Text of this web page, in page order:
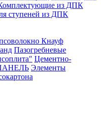
из ДПК
ступеней из ДПК
Кнауф
Пазогребневые
Цементно-
Элементы